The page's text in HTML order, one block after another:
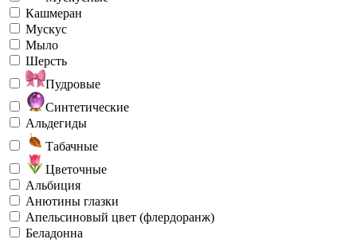
Кашмеран
Мускус
Мыло
Шерсть
Пудровые
Синтетические
Альдегиды
Табачные
Цветочные
Альбиция
Анютины глазки
Апельсиновый цвет (флердоранж)
Беладонна